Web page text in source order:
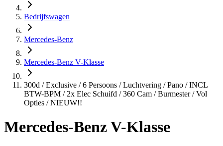
Bedrijfswagen
Mercedes-Benz
Mercedes-Benz V-Klasse
300d / Exclusive / 6 Persoons / Luchtvering / Pano / INCL
BTW-BPM / 2x Elec Schuifd / 360 Cam / Burmester / Vol
Opties / NIEUW!!
Mercedes-Benz V-Klasse